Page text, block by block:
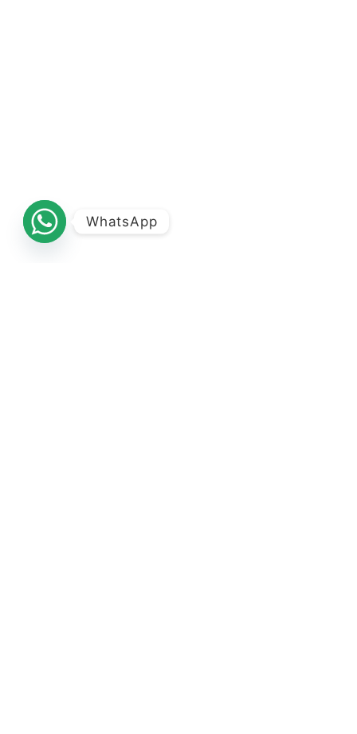
WhatsApp